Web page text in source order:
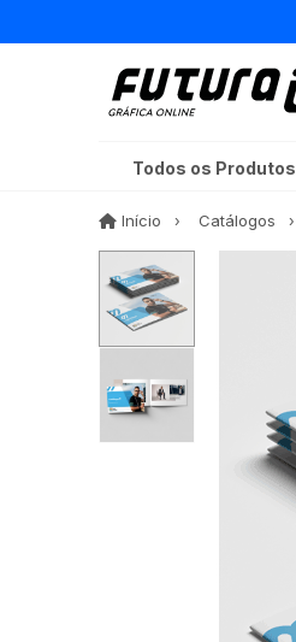
Todos os Produtos
Início InícioCatálogos